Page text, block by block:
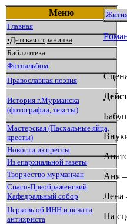
Меню
Главная
•Детская страничка
Библиотека
Фотоальбом
Православная поэзия
История г.Мурманска
(фотографии, тексты)
Мастерская (Пасхальные яйца,
кресты)
Новости из прессы
Из епархиальной газеты
Творчество мурманчан
Спасо-Преображенский
Кафедральный собор
Церковь об ИНН и печати
антихриста
Аня
Лена
На